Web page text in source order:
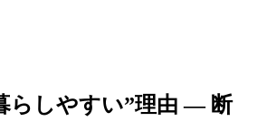
らしやすい”理由 ― 断